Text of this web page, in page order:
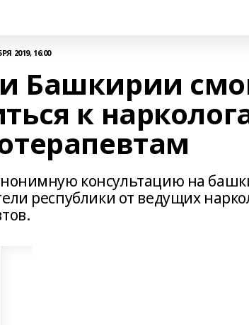
2019, 16:00
Башкирии
к
консультацию на
республики от ведущих